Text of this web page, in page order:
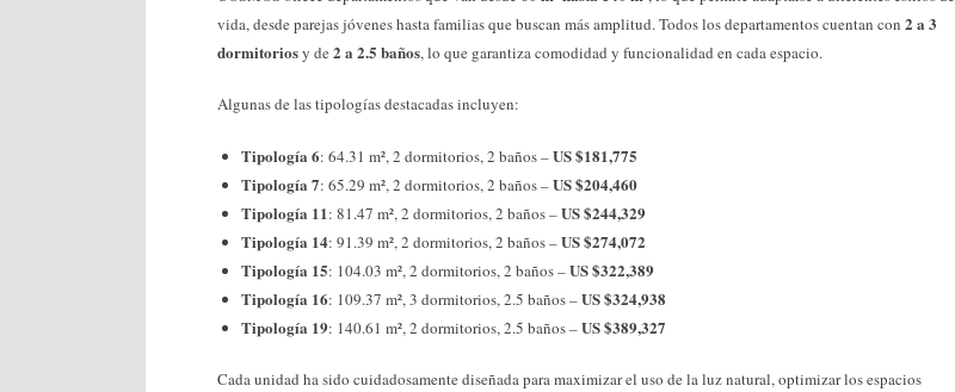
vida, desde parejas jóvenes hasta familias que buscan más amplitud. Todos los departamentos cuentan con 2 a 3
dormitoriosy de 2 a 2.5 baños, lo que garantiza comodidad y funcionalidad en cada espacio.
Algunas de las tipologías destacadas incluyen:
Tipología 6: 64.31 m², 2 dormitorios, 2 baños –US $181,775
Tipología 7: 65.29 m², 2 dormitorios, 2 baños –US $204,460
Tipología 11: 81.47 m², 2 dormitorios, 2 baños –US $244,329
Tipología 14: 91.39 m², 2 dormitorios, 2 baños –US $274,072
Tipología 15: 104.03 m², 2 dormitorios, 2 baños –US $322,389
Tipología 16: 109.37 m², 3 dormitorios, 2.5 baños –US $324,938
Tipología 19: 140.61 m², 2 dormitorios, 2.5 baños –US $389,327
Cada unidad ha sido cuidadosamente diseñada para maximizar el uso de la luz natural, optimizar los espacios